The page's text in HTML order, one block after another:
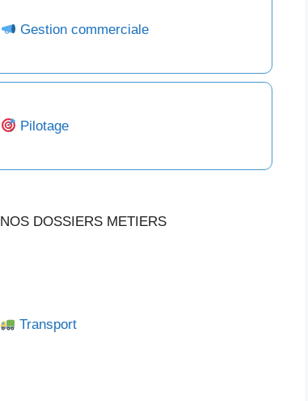
Gestion commerciale
Pilotage
NOS DOSSIERS METIERS
Transport